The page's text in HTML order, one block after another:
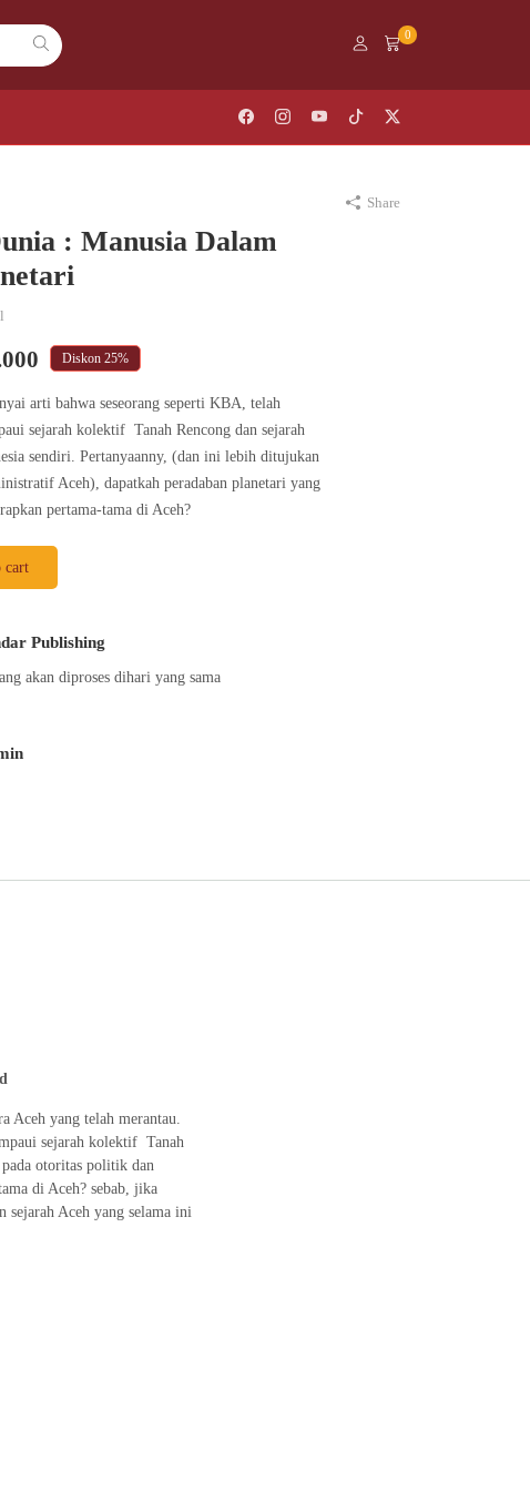
0
: Manusia Dalam
Current
price
is:
Rp101.000.
Diskon 25%
arti bahwa seseorang seperti KBA, telah
sejarah kolektif Tanah Rencong dan sejarah
sendiri. Pertanyaanny, (dan ini lebih ditujukan
Aceh), dapatkah peradaban planetari yang
pertama-tama di Aceh?
cart
Publishing
akan diproses dihari yang sama
Share
Aceh yang telah merantau.
sejarah kolektif Tanah
otoritas politik dan
di Aceh? sebab, jika
Aceh yang selama ini